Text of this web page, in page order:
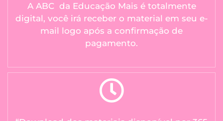
A ABC da Educação Mais é totalmente
digital, você irá receber o material em seu e-
mail logo após a confirmação de
pagamento.